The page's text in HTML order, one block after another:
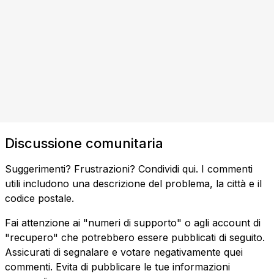
Discussione comunitaria
Suggerimenti? Frustrazioni? Condividi qui. I commenti
utili includono una descrizione del problema, la città e il
codice postale.
Fai attenzione ai "numeri di supporto" o agli account di
"recupero" che potrebbero essere pubblicati di seguito.
Assicurati di segnalare e votare negativamente quei
commenti. Evita di pubblicare le tue informazioni